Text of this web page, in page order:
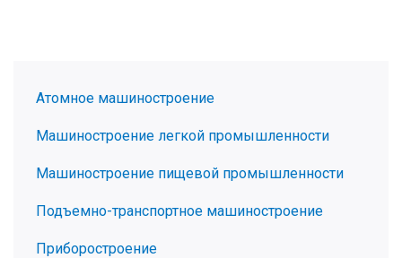
Атомное машиностроение
Машиностроение легкой промышленности
Машиностроение пищевой промышленности
Подъемно-транспортное машиностроение
Приборостроение